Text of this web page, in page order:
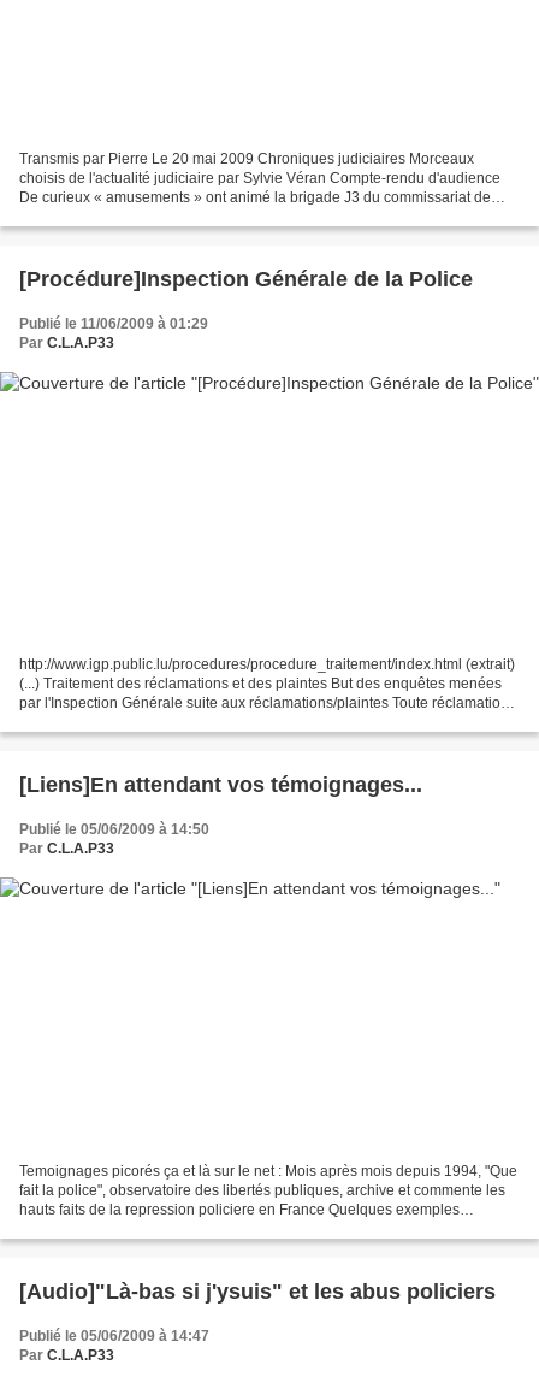
Transmis par Pierre Le 20 mai 2009 Chroniques judiciaires Morceaux
choisis de l'actualité judiciaire par Sylvie Véran Compte-rendu d'audience
De curieux « amusements » ont animé la brigade J3 du commissariat de
[Procédure]Inspection Générale de la Police
Publié le 11/06/2009 à 01:29
Par C.L.A.P33
http://www.igp.public.lu/procedures/procedure_traitement/index.html (extrait)
(...) Traitement des réclamations et des plaintes But des enquêtes menées
par l'Inspection Générale suite aux réclamations/plaintes Toute réclamation
[Liens]En attendant vos témoignages...
Publié le 05/06/2009 à 14:50
Par C.L.A.P33
Temoignages picorés ça et là sur le net : Mois après mois depuis 1994, "Que
fait la police", observatoire des libertés publiques, archive et commente les
hauts faits de la repression policiere en France Quelques exemples
[Audio]"Là-bas si j'ysuis" et les abus policiers
Publié le 05/06/2009 à 14:47
Par C.L.A.P33